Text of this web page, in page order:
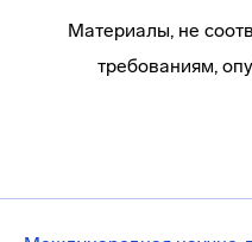
Материалы, не
требованиям,